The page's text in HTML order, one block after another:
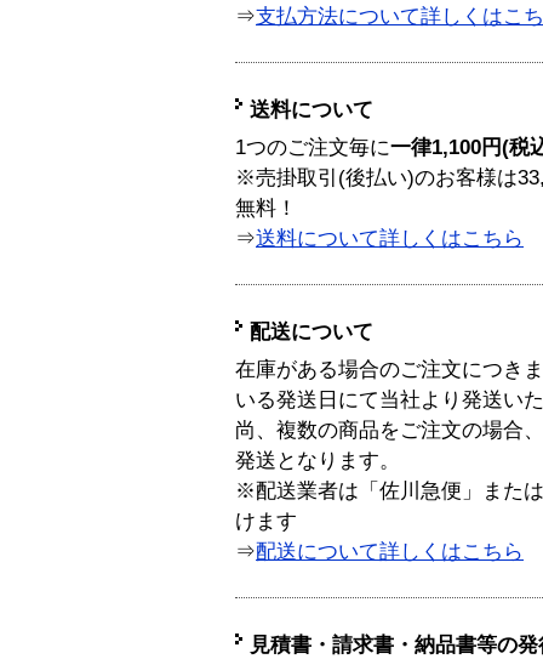
⇒支払方法について詳しくはこ
送料について
1つのご注文毎に一律1,100円(税
※売掛取引(後払い)のお客様は
無料！
⇒送料について詳しくはこちら
配送について
在庫がある場合のご注文につき
いる発送日にて当社より発送い
尚、複数の商品をご注文の場合
発送となります。
※配送業者は「佐川急便」また
けます
⇒配送について詳しくはこちら
見積書・請求書・納品書等の